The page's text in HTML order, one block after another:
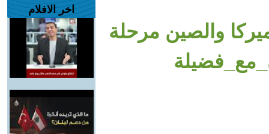
والصين مرحلة
اخر الافلام